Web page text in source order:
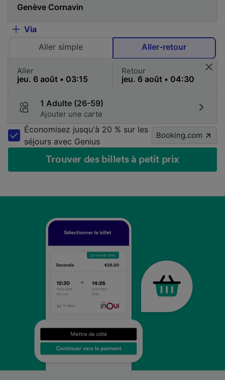
Via
Aller simple
Aller-retour
Aller Retour
1 Adulte (26-59)
Ajouter une carte
Économisez jusqu'à 20 % sur les
séjours avec Genius
Booking.com
Trouver des billets à petit prix